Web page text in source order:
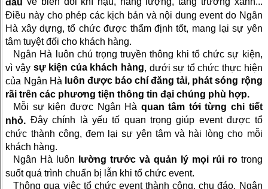
Điều này cho phép các kịch bản và nội dung event do Ngân
Hà xây dựng, tổ chức được thẩm định tốt, mang lại sự yên
tâm tuyệt đối cho khách hàng.
Ngân Hà luôn chú trọng truyền thông khi tổ chức sự kiện,
vì vậy sự kiện của khách hàng , dưới sự tổ chức thực hiện
của Ngân Hà
luôn được báo chí đăng tải, phát sóng rộng
rãi trên các phương tiện thông tin đại chúng phù hợp.
Mỗi sự kiện được Ngân Hà quan tâm tới từng chi tiết
nhỏ. Đây chính là yếu tố quan trọng giúp event được tổ
chức thành công, đem lại sự yên tâm và hài lòng cho mỗi
khách hàng.
Ngân Hà luôn lường trước và quản lý mọi rủi rotrong
suốt quá trình chuẩn bị lẫn khi tổ chức event.
Thông qua việc tổ chức event thành công, chu đáo, Ngân